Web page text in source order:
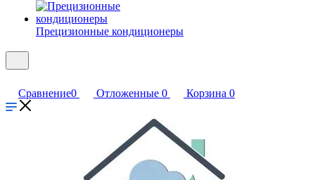
Прецизионные кондиционеры
Сравнение0 Отложенные 0 Корзина 0